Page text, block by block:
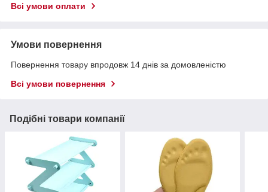
Всі умови оплати
Умови повернення
Повернення товару впродовж 14 днів за домовленістю
Всі умови повернення
Подібні товари компанії